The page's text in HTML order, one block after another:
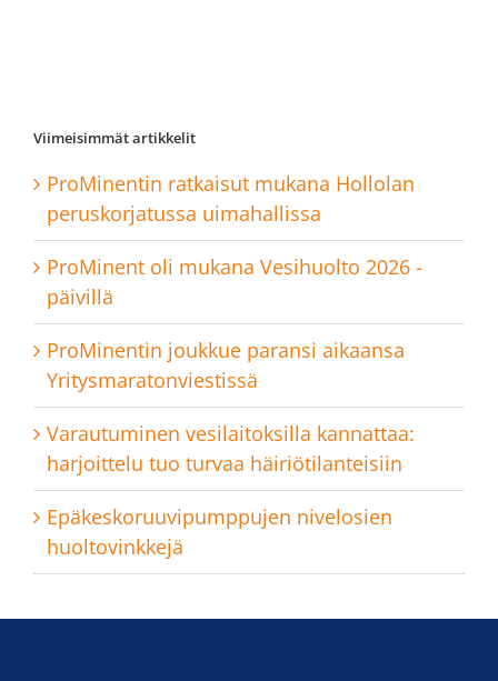
Viimeisimmät artikkelit
ProMinentin ratkaisut mukana Hollolan
peruskorjatussa uimahallissa
ProMinent oli mukana Vesihuolto 2026 -
päivillä
ProMinentin joukkue paransi aikaansa
Yritysmaratonviestissä
Varautuminen vesilaitoksilla kannattaa:
harjoittelu tuo turvaa häiriötilanteisiin
Epäkeskoruuvipumppujen nivelosien
huoltovinkkejä